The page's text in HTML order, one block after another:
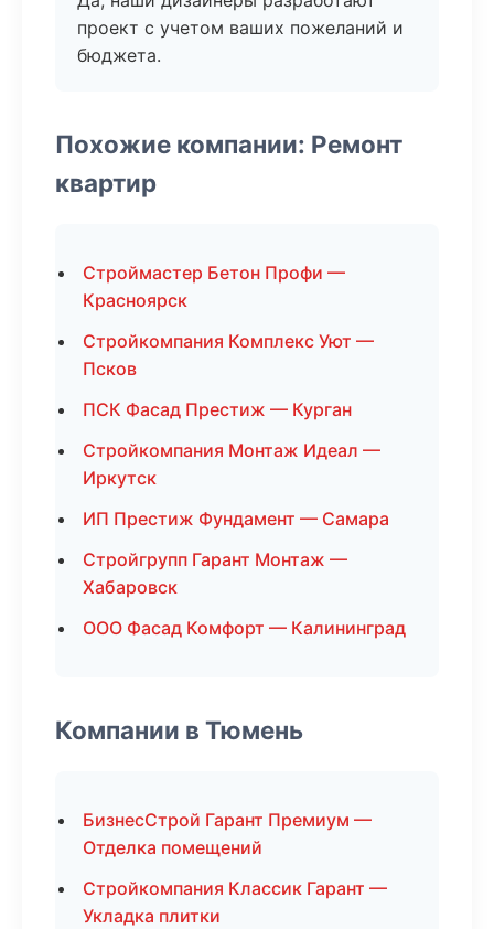
проект с учетом ваших пожеланий и
бюджета.
Похожие компании: Ремонт
квартир
Строймастер Бетон Профи —
Красноярск
Стройкомпания Комплекс Уют —
Псков
ПСК Фасад Престиж — Курган
Стройкомпания Монтаж Идеал —
Иркутск
ИП Престиж Фундамент — Самара
Стройгрупп Гарант Монтаж —
Хабаровск
ООО Фасад Комфорт — Калининград
Компании в Тюмень
БизнесСтрой Гарант Премиум —
Отделка помещений
Стройкомпания Классик Гарант —
Укладка плитки